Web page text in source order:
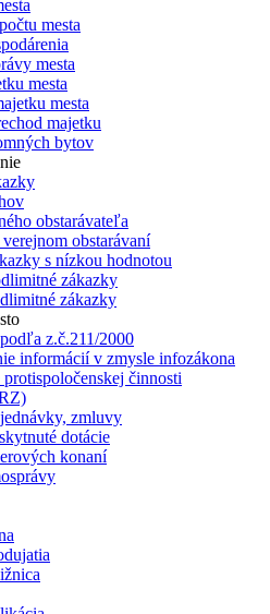
mesta
mesta
mesta
mesta
majetku
bytov
obstarávateľa
obstarávaní
s nízkou hodnotou
zákazky
zákazky
z.č.211/2000
informácií v zmysle infozákona
protispoločenskej činnosti
zmluvy
dotácie
konaní